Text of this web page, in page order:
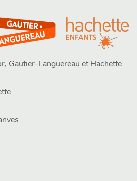
Gautier-Languereau et Hachette